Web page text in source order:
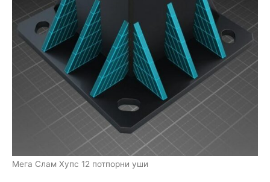
Мега Слам Хупс 12 потпорни уши